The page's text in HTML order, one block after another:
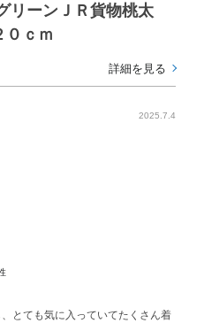
リーンＪＲ貨物桃太
ｃｍ
詳細を見る
2025.7.4
とても気に入っていてたくさん着